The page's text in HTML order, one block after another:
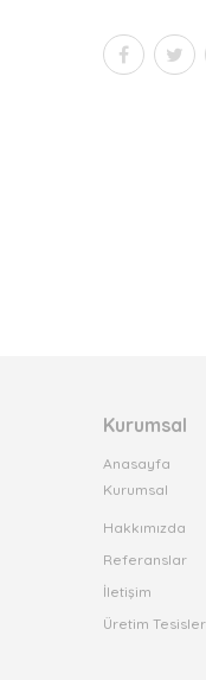
Kurumsal
Anasayfa
Kurumsal
Hakkımızda
Referanslar
İletişim
Üretim